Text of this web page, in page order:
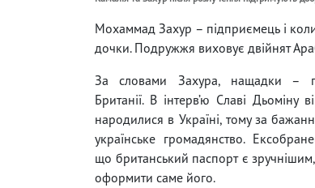
Мохаммад Захур – підприємець і
дочки. Подружжя виховує двійнят
За словами Захура, нащадки –
Британії. В інтерв’ю Славі Дьоміну
народилися в Україні, тому за
українське громадянство.
що британський паспорт є
оформити саме його.